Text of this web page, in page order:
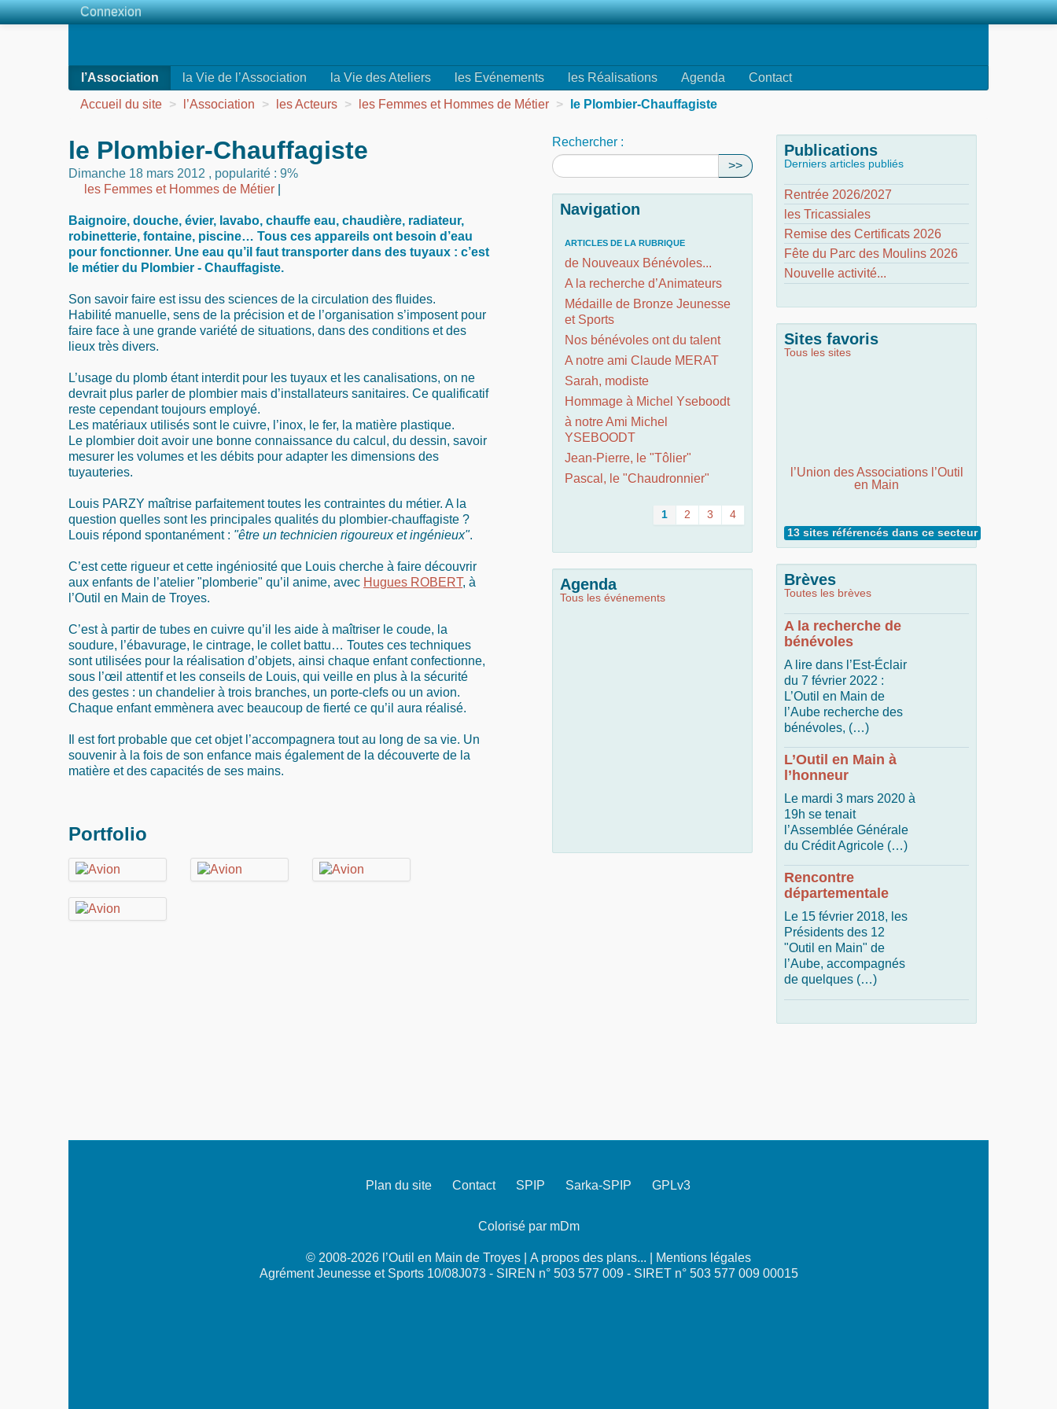
l’Association la Vie de l’Association la Vie des Ateliers les Evénements les Réalisations Agenda
Contact
Accueil du site > l’Association > les Acteurs > les Femmes et Hommes de Métier > le Plombier-Chauffagiste
le Plombier-Chauffagiste
Dimanche 18 mars 2012 , popularité : 9%
les Femmes et Hommes de Métier
Baignoire, douche, évier, lavabo, chauffe eau, chaudière, radiateur,
robinetterie, fontaine, piscine… Tous ces appareils ont besoin d’eau
pour fonctionner. Une eau qu’il faut transporter dans des tuyaux : c’est
le métier du Plombier - Chauffagiste.
Son savoir faire est issu des sciences de la circulation des fluides.
Habilité manuelle, sens de la précision et de l’organisation s’imposent pour
faire face à une grande variété de situations, dans des conditions et des
lieux très divers.
L’usage du plomb étant interdit pour les tuyaux et les canalisations, on ne
devrait plus parler de plombier mais d’installateurs sanitaires. Ce qualificatif
reste cependant toujours employé.
Les matériaux utilisés sont le cuivre, l’inox, le fer, la matière plastique.
Le plombier doit avoir une bonne connaissance du calcul, du dessin, savoir
mesurer les volumes et les débits pour adapter les dimensions des
tuyauteries.
Louis PARZY maîtrise parfaitement toutes les contraintes du métier. A la
question quelles sont les principales qualités du plombier-chauffagiste ?
Louis répond spontanément : "être un technicien rigoureux et ingénieux".
C’est cette rigueur et cette ingéniosité que Louis cherche à faire découvrir
aux enfants de l’atelier "plomberie" qu’il anime, avec Hugues ROBERT, à
l’Outil en Main de Troyes.
C’est à partir de tubes en cuivre qu’il les aide à maîtriser le coude, la
soudure, l’ébavurage, le cintrage, le collet battu… Toutes ces techniques
sont utilisées pour la réalisation d’objets, ainsi chaque enfant confectionne,
sous l’œil attentif et les conseils de Louis, qui veille en plus à la sécurité
des gestes : un chandelier à trois branches, un porte-clefs ou un avion.
Chaque enfant emmènera avec beaucoup de fierté ce qu’il aura réalisé.
Il est fort probable que cet objet l’accompagnera tout au long de sa vie. Un
souvenir à la fois de son enfance mais également de la découverte de la
matière et des capacités de ses mains.
Portfolio
Rechercher :
>>
Navigation
ARTICLES DE LA RUBRIQUE
de Nouveaux Bénévoles...
A la recherche d’Animateurs
Médaille de Bronze Jeunesse
et Sports
Nos bénévoles ont du talent
A notre ami Claude MERAT
Sarah, modiste
Hommage à Michel Yseboodt
à notre Ami Michel
YSEBOODT
Jean-Pierre, le "Tôlier"
Pascal, le "Chaudronnier"
1 2 3 4
Agenda
Tous les événements
Publications
Derniers articles publiés
Rentrée 2026/2027
les Tricassiales
Remise des Certificats 2026
Fête du Parc des Moulins 2026
Nouvelle activité...
Sites favoris
Tous les sites
l’Union des Associations l’Outil
en Main
13 sites référencés dans ce secteur
Brèves
Toutes les brèves
A la recherche de
bénévoles
A lire dans l’Est-Éclair
du 7 février 2022 :
L’Outil en Main de
l’Aube recherche des
bénévoles, (…)
L’Outil en Main à
l’honneur
Le mardi 3 mars 2020 à
19h se tenait
l’Assemblée Générale
du Crédit Agricole (…)
Rencontre
départementale
Le 15 février 2018, les
Présidents des 12
"Outil en Main" de
l’Aube, accompagnés
de quelques (…)
Plan du site Contact SPIP Sarka-SPIP GPLv3
Colorisé par mDm
© 2008-2026 l’Outil en Main de Troyes | A propos des plans...
Mentions légales
Agrément Jeunesse et Sports 10/08J073 - SIREN n° 503 577 009 - SIRET n° 503 577 009 00015
Connexion